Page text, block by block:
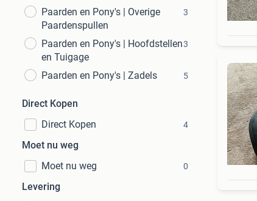
Paarden en Pony's | Overige
Paardenspullen
3
Paarden en Pony's | Hoofdstellen
en Tuigage
3
Paarden en Pony's | Zadels 5
Direct Kopen
Direct Kopen
4
Moet nu weg
Moet nu weg
0
Levering